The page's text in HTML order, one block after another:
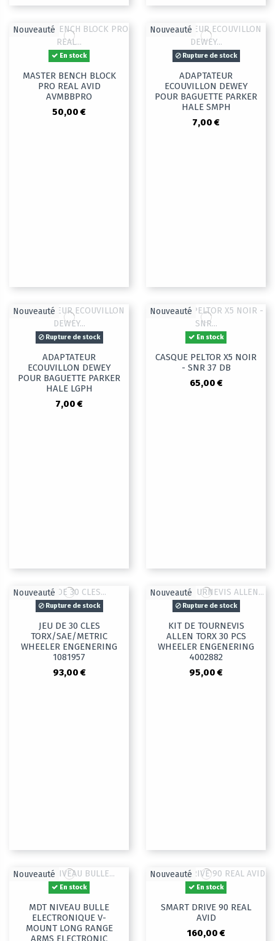
Nouveauté
En stock
MASTER BENCH BLOCK
PRO REAL AVID
AVMBBPRO
50,00 €
Nouveauté
Rupture de stock
ADAPTATEUR
ECOUVILLON DEWEY
POUR BAGUETTE PARKER
HALE SMPH
7,00 €
Nouveauté
Rupture de stock
ADAPTATEUR
ECOUVILLON DEWEY
POUR BAGUETTE PARKER
HALE LGPH
7,00 €
Nouveauté
En stock
CASQUE PELTOR X5 NOIR
- SNR 37 DB
65,00 €
Nouveauté
Rupture de stock
JEU DE 30 CLES
TORX/SAE/METRIC
WHEELER ENGENERING
1081957
93,00 €
Nouveauté
Rupture de stock
KIT DE TOURNEVIS
ALLEN TORX 30 PCS
WHEELER ENGENERING
4002882
95,00 €
Nouveauté
En stock
MDT NIVEAU BULLE
ELECTRONIQUE V-
MOUNT LONG RANGE
ARMS ELECTRONIC
Nouveauté
En stock
SMART DRIVE 90 REAL
AVID
160,00 €